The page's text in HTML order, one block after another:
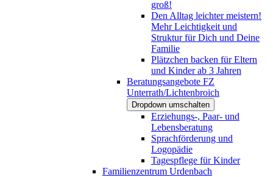
groß!
Den Alltag leichter meistern!
Mehr Leichtigkeit und
Struktur für Dich und Deine
Familie
Plätzchen backen für Eltern
und Kinder ab 3 Jahren
Beratungsangebote FZ
Unterrath/Lichtenbroich
Dropdown umschalten
Erziehungs-, Paar- und
Lebensberatung
Sprachförderung und
Logopädie
Tagespflege für Kinder
Familienzentrum Urdenbach